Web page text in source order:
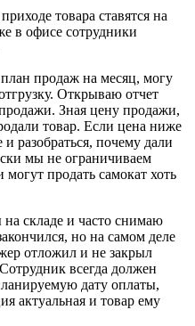
товара ставятся на
в офисе сотрудники
продаж на месяц, могу
Открываю отчет
Зная цену продажи,
товар. Если цена ниже
разобраться, почему дали
мы не ограничиваем
продать самокат хоть
складе и часто снимаю
но на самом деле
отложил и не закрыл
всегда должен
дату оплаты,
актуальная и товар ему